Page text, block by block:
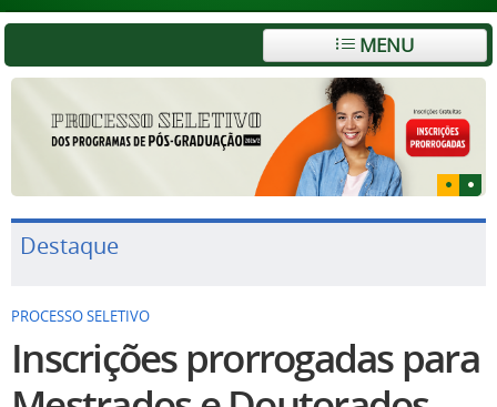
MENU
Destaque
PROCESSO SELETIVO
Inscrições prorrogadas para